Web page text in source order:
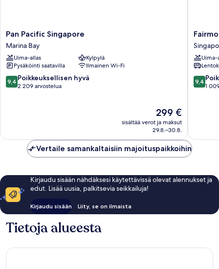
Pan
Pacific
Singapore
Marina
Bay
Pan Pacific Singapore
Marina Bay
Uima-allas
Kylpylä
Pysäköinti saatavilla
Ilmainen Wi-Fi
9.4
kautta
9,4 Poikkeuksellisen hyvä
2 209 arvostelua
Hinta
on
299 €
299 €
sisältää verot ja maksut
29.8.–30.8.
keskusta
Uima-
9.4
kautta
9,4
1
Vertaile samankaltaisiin majoituspaikkoihin
Kirjaudu sisään nähdäksesi käytettävissä olevat alennukset ja
edut. Lisää uusia, palkitsevia seikkailuja!
Kirjaudu sisään Liity, se on ilmaista
Tietoja alueesta